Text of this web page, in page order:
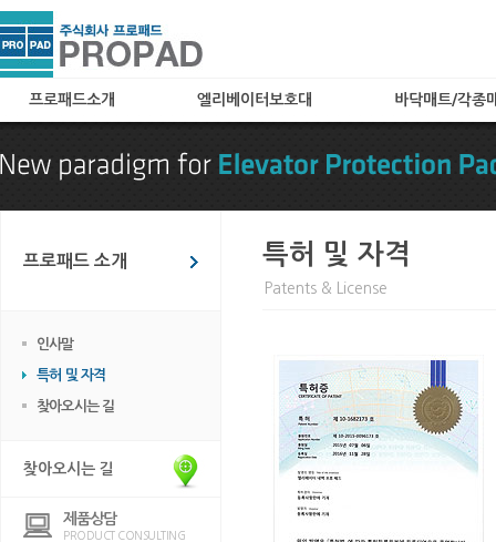
프로패드소개
특허 및 자격
찾아오시는 길
엘리베이터보호대
B타입(메쉬타입)
C타입
카페트(엘레가드) 타입
칼라보드(아트보드) 타입
엘리베이터 바닥매트
엘리베이터 관련용품
바닥매트/각종
로비매트
동선보양매트
현관매트
프로패드 소개
인사말
특허 및 자격
찾아오시는 길
찾아오시는 길
제품상담
PRODUCT CONSULTING
특허 및 자격
Patents & License